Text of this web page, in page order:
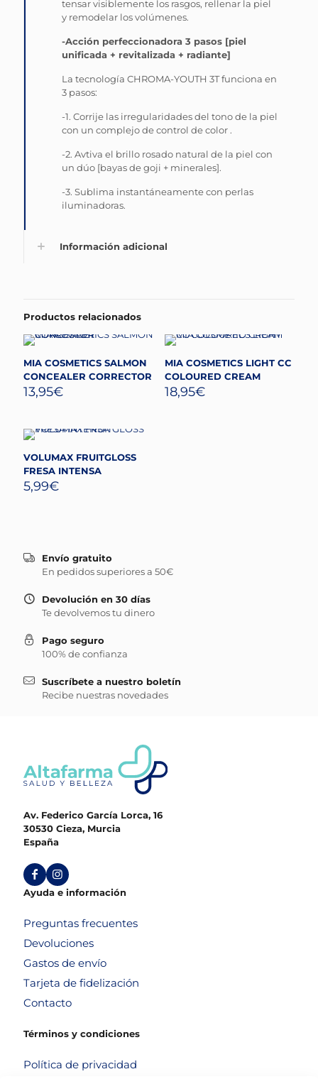
tensar visiblemente los rasgos, rellenar la piel
y remodelar los volúmenes.
-Acción perfeccionadora 3 pasos [piel
unificada + revitalizada + radiante]
La tecnología CHROMA-YOUTH 3T funciona en
3 pasos:
-1. Corrije las irregularidades del tono de la piel
con un complejo de control de color .
-2. Avtiva el brillo rosado natural de la piel con
un dúo [bayas de goji + minerales].
-3. Sublima instantáneamente con perlas
iluminadoras.
Información adicional
Productos relacionados
MIA COSMETICS SALMON
CONCEALER CORRECTOR
13,95€
MIA COSMETICS LIGHT CC
COLOURED CREAM
18,95€
VOLUMAX FRUITGLOSS
FRESA INTENSA
5,99€
Envío gratuito
En pedidos superiores a 50€
Devolución en 30 días
Te devolvemos tu dinero
Pago seguro
100% de confianza
Suscríbete a nuestro boletín
Recibe nuestras novedades
Av. Federico García Lorca, 16
30530 Cieza, Murcia
España
Ayuda e información
Preguntas frecuentes
Devoluciones
Gastos de envío
Tarjeta de fidelización
Contacto
Términos y condiciones
Política de privacidad